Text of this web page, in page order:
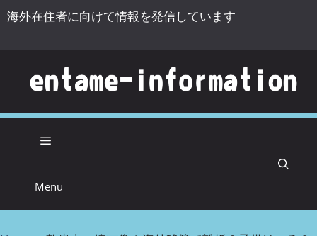
コンテンツへスキップ
海外在住者に向けて情報を発信しています
Menu